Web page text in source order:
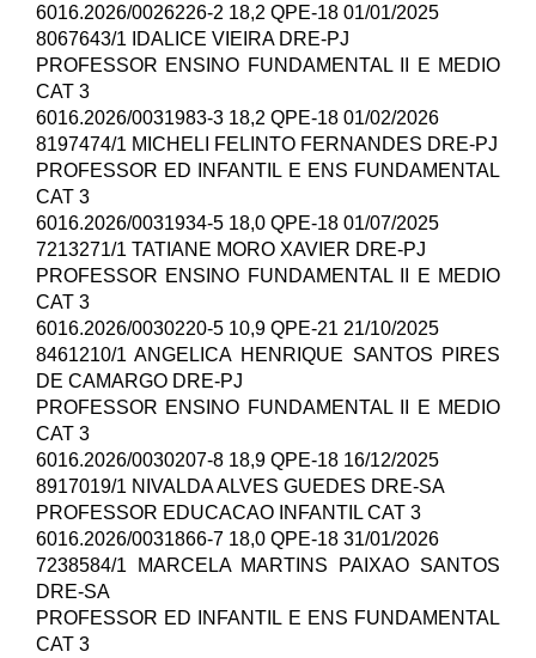
6016.2026/0026226-2 18,2 QPE-18 01/01/2025
8067643/1 IDALICE VIEIRA DRE-PJ
PROFESSOR ENSINO FUNDAMENTAL II E MEDIO
CAT 3
6016.2026/0031983-3 18,2 QPE-18 01/02/2026
8197474/1 MICHELI FELINTO FERNANDES DRE-PJ
PROFESSOR ED INFANTIL E ENS FUNDAMENTAL
CAT 3
6016.2026/0031934-5 18,0 QPE-18 01/07/2025
7213271/1 TATIANE MORO XAVIER DRE-PJ
PROFESSOR ENSINO FUNDAMENTAL II E MEDIO
CAT 3
6016.2026/0030220-5 10,9 QPE-21 21/10/2025
8461210/1 ANGELICA HENRIQUE SANTOS PIRES
DE CAMARGO DRE-PJ
PROFESSOR ENSINO FUNDAMENTAL II E MEDIO
CAT 3
6016.2026/0030207-8 18,9 QPE-18 16/12/2025
8917019/1 NIVALDA ALVES GUEDES DRE-SA
PROFESSOR EDUCACAO INFANTIL CAT 3
6016.2026/0031866-7 18,0 QPE-18 31/01/2026
7238584/1 MARCELA MARTINS PAIXAO SANTOS
DRE-SA
PROFESSOR ED INFANTIL E ENS FUNDAMENTAL
CAT 3